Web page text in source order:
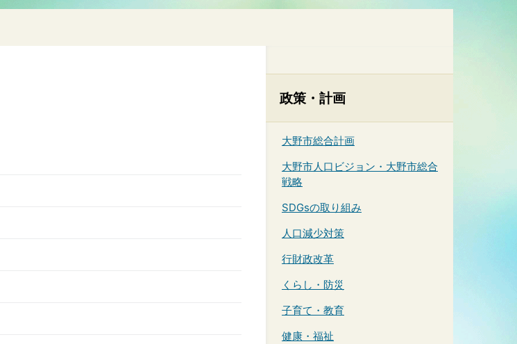
政策・計画
大野市総合計画
大野市人口ビジョン・大野市総合
戦略
SDGsの取り組み
人口減少対策
行財政改革
くらし・防災
子育て・教育
健康・福祉